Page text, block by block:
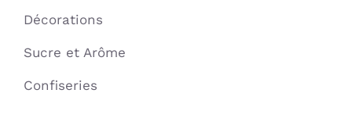
Décorations
Sucre et Arôme
Confiseries